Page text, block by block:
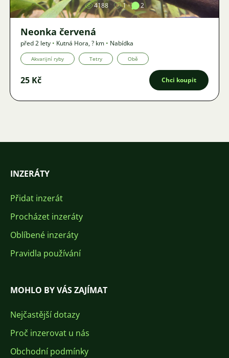
4188 1 2
Neonka červená
před 2 lety • Kutná Hora,? km • Nabídka
Akvarijní ryby Tetry Obě
25 Kč Chci koupit
INZERÁTY
Přidat inzerát
Procházet inzeráty
Oblíbené inzeráty
Pravidla používání
MOHLO BY VÁS ZAJÍMAT
Nejčastější dotazy
Proč inzerovat u nás
Obchodní podmínky